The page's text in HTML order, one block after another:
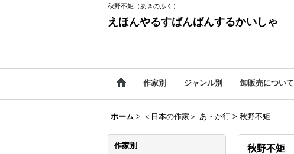
秋野不矩（あきのふく）
えほんやるすばんばんするかいしゃ
作家別 ジャンル別 卸販売について
ホーム > ＜日本の作家＞ あ・か行 > 秋野不矩
作家別 秋野不矩